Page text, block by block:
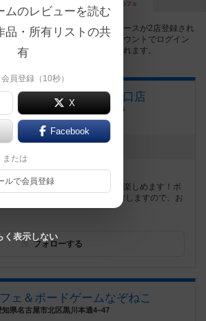
カフェ
ードゲームカフェ・プレイスペースが2店登録され
ルの都道府県が設定されたアカウントでログイン
店舗に絞り込むボタンが表示されます。
CAFE 名古屋駅西口店
古屋市中村区則武１丁目１３−１４
！300種類以上のボードゲームで楽しめます！ボ
方でもゲームのルール説明の方致しますので、お
フォローする
ェ＆ボードゲームなぞねこ
知県名古屋市北区黒川本通4−47
ムのレビューを読む
品・所有リストの共
有
員登録（10秒）
X
Facebook
または
ルで会員登録
く表示しない